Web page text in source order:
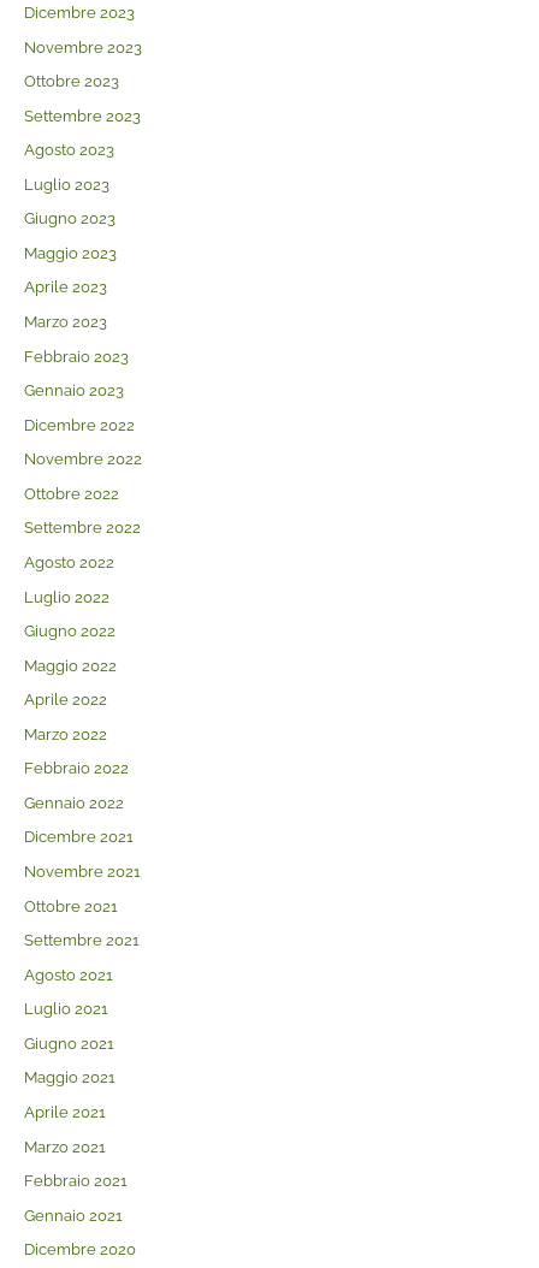
Dicembre 2023
Novembre 2023
Ottobre 2023
Settembre 2023
Agosto 2023
Luglio 2023
Giugno 2023
Maggio 2023
Aprile 2023
Marzo 2023
Febbraio 2023
Gennaio 2023
Dicembre 2022
Novembre 2022
Ottobre 2022
Settembre 2022
Agosto 2022
Luglio 2022
Giugno 2022
Maggio 2022
Aprile 2022
Marzo 2022
Febbraio 2022
Gennaio 2022
Dicembre 2021
Novembre 2021
Ottobre 2021
Settembre 2021
Agosto 2021
Luglio 2021
Giugno 2021
Maggio 2021
Aprile 2021
Marzo 2021
Febbraio 2021
Gennaio 2021
Dicembre 2020